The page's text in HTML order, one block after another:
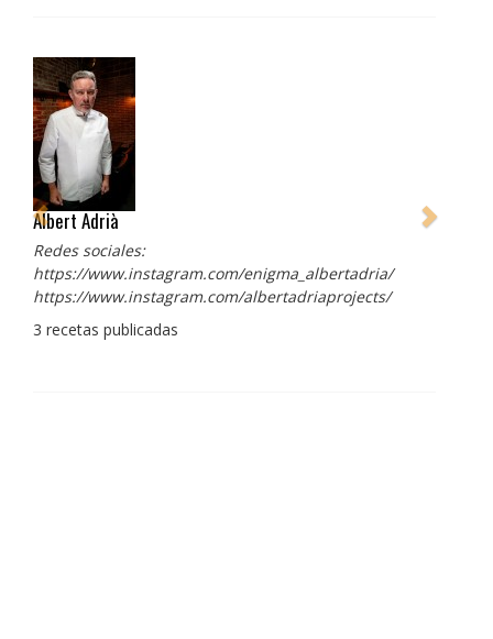
Albert Adrià
Redes sociales:
https://www.instagram.com/enigma_albertadria/
https://www.instagram.com/albertadriaprojects/
3 recetas publicadas